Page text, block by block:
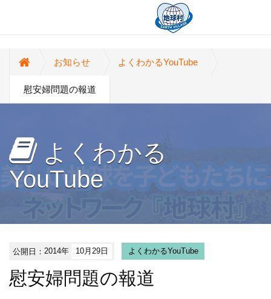
お知らせ よくわかるYouTube
慰安婦問題の報道
よくわかる
YouTube
公開日：2014年 10月29日 よくわかるYouTube
慰安婦問題の報道